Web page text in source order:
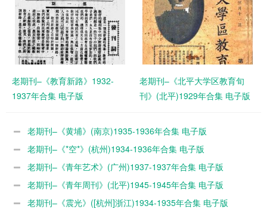
老期刊–《教育新路》1932-
1937年合集 电子版
老期刊–《北平大学区教育旬
刊》(北平)1929年合集 电子版
老期刊–《黄埔》(南京)1935-1936年合集 电子版
老期刊–《*空*》(杭州)1934-1936年合集 电子版
老期刊–《青年艺术》(广州)1937-1937年合集 电子版
老期刊–《青年周刊》(北平)1945-1945年合集 电子版
老期刊–《震光》([杭州]浙江)1934-1935年合集 电子版